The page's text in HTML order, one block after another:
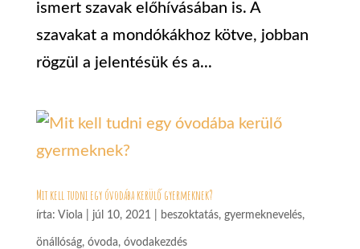
ismert szavak előhívásában is. A
szavakat a mondókákhoz kötve, jobban
rögzül a jelentésük és a...
Mit kell tudni egy óvodába kerülő gyermeknek?
írta: Viola júl 10, 2021 beszoktatás, gyermeknevelés,
önállóság, óvoda, óvodakezdés